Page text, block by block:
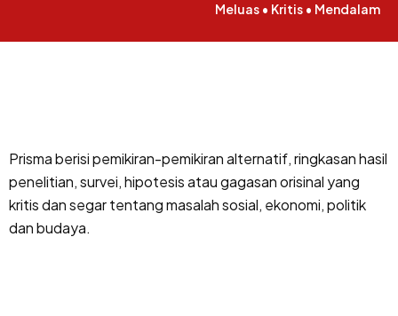
Meluas • Kritis • Mendalam
Prisma berisi pemikiran-pemikiran alternatif, ringkasan hasil
penelitian, survei, hipotesis atau gagasan orisinal yang
kritis dan segar tentang masalah sosial, ekonomi, politik
dan budaya.